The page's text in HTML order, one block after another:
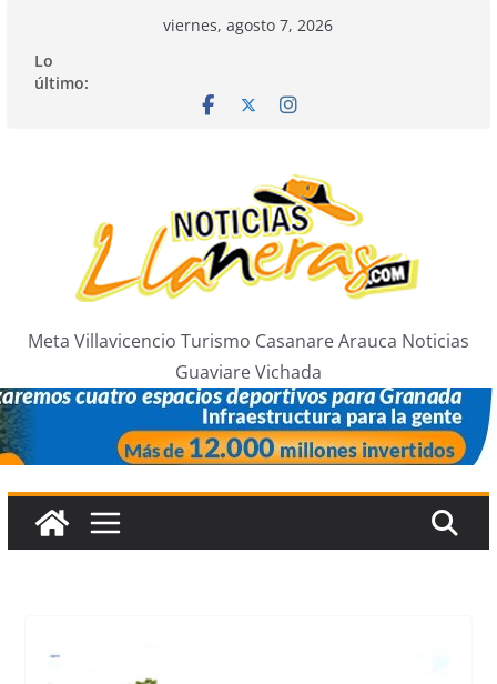
contenido
viernes, agosto 7, 2026
Lo
último:
Meta Villavicencio Turismo Casanare Arauca Noticias
Guaviare Vichada